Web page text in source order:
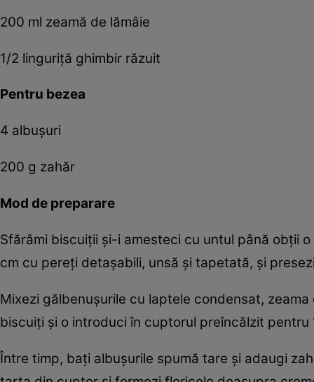
200 ml zeamă de lămâie
1/2 linguriţă ghimbir răzuit
Pentru bezea
4 albuşuri
200 g zahăr
Mod de preparare
Sfărâmi biscuiţii şi-i amesteci cu untul până obţii
cm cu pereţi detaşabili, unsă şi tapetată, şi
Mixezi gălbenuşurile cu laptele condensat,
biscuiţi şi o introduci în cuptorul preîncălzit pentru
Între timp, baţi albuşurile spumă tare şi adaugi